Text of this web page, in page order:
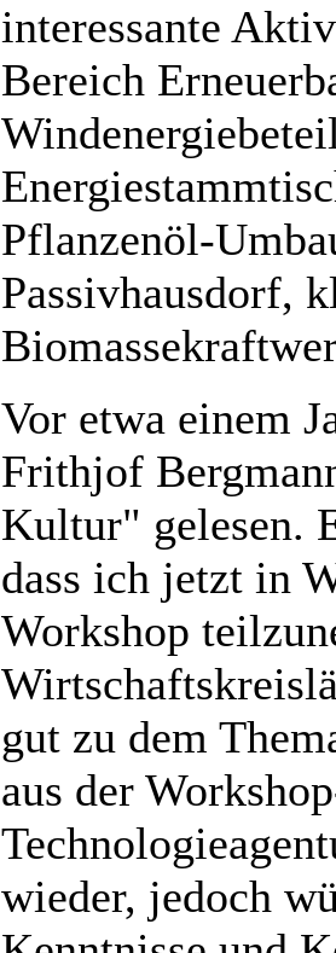
interessante
Bereich
Pflanzenöl-
Passivhausdorf,
Vor etwa einem
Frithjof
Kultur" gelesen.
dass ich jetzt in
Workshop
gut zu dem
aus der
wieder, jedoch